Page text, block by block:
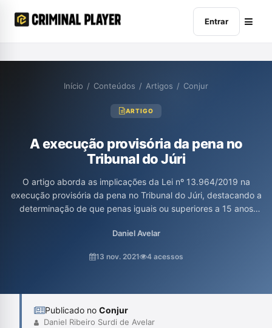
Entrar
Início / Conteúdos / Artigos / Conjur
ARTIGO
A execução provisória da pena no
Tribunal do Júri
O artigo aborda as implicações da Lei nº 13.964/2019 na
execução provisória da pena no Tribunal do Júri, destacando a
determinação de que penas iguais ou superiores a 15 anos
debates sobre a constitucionalidade dessa previsão. A
aplicação nas condenações por júri, com decisões divergentes
Daniel Avelar
13 nov. 2021 4 acessos
Publicado no Conjur
Daniel Ribeiro Surdi de Avelar